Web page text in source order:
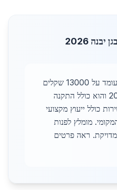
2026
מחיר נירוסטה בגן יבנה עומד על 13000 שקלים
לפרויקטים נפוצים ב2026 והוא כולל התקנה
כולל ייעוץ מקצועי
מומלץ לפנות
ראה פרטים